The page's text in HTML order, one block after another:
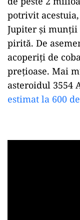
potrivit
Jupiter și munții
pirită. De
acoperiți de
prețioase. Mai
asteroidul 3554
estimat la 600